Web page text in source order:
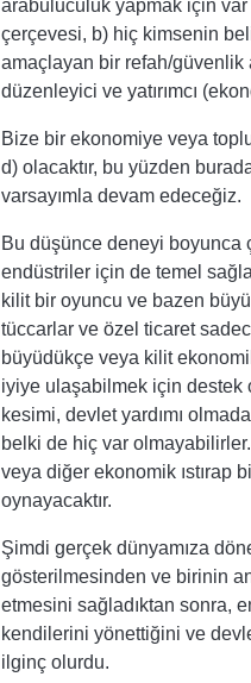
arabuluculuk yapmak için
çerçevesi, b) hiç kimsenin
amaçlayan bir refah/güvenlik
düzenleyici ve yatırımcı
Bize bir ekonomiye veya
d) olacaktır, bu yüzden
varsayımla devam edeceğiz.
Bu düşünce deneyi boyunca
endüstriler için de temel
kilit bir oyuncu ve bazen
tüccarlar ve özel ticaret
büyüdükçe veya kilit
iyiye ulaşabilmek için destek
kesimi, devlet yardımı
belki de hiç var
veya diğer ekonomik ıstırap
oynayacaktır.
Şimdi gerçek dünyamıza
gösterilmesinden ve birinin
etmesini sağladıktan sonra,
kendilerini yönettiğini ve
ilginç olurdu.